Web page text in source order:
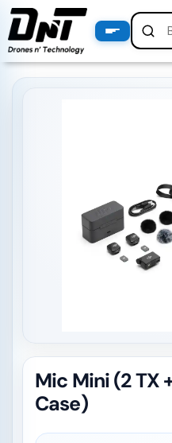
Mic Mini (2 TX
Case)
PRODUCTOS
productos destacados